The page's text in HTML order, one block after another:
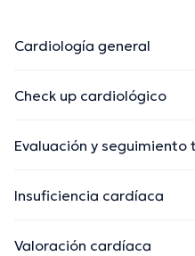
Cardiología general
Check up cardiológico
Evaluación y
Insuficiencia cardíaca
Valoración cardíaca